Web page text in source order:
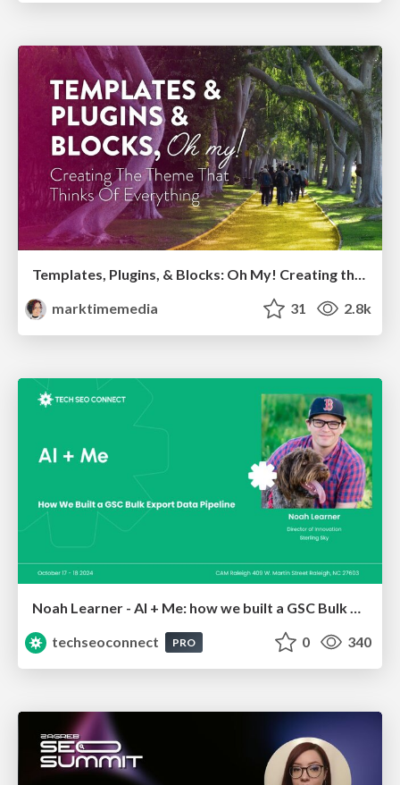
Templates, Plugins, & Blocks: Oh My! Creating the theme that thinks of everything
marktimemedia
31 2.8k
techseoconnect
PRO 0 340